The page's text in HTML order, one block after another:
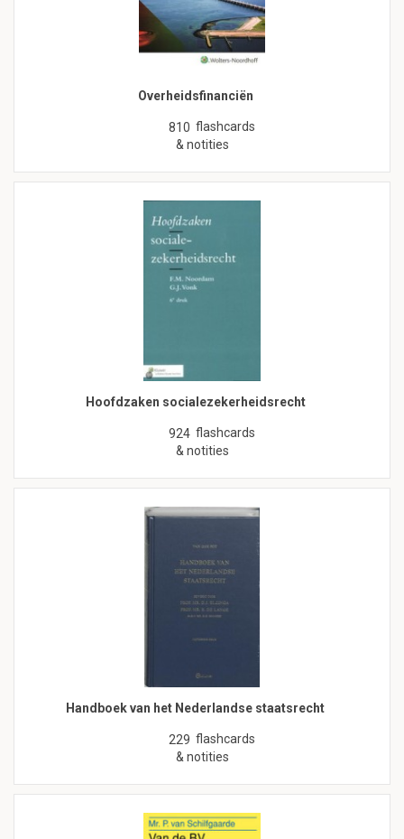
Overheidsfinanciën
810 flashcards
& notities
Hoofdzaken socialezekerheidsrecht
924 flashcards
& notities
Handboek van het Nederlandse staatsrecht
229 flashcards
& notities